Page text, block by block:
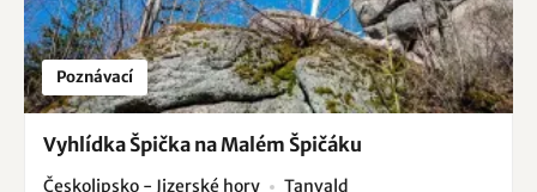
Poznávací
Vyhlídka Špička na Malém Špičáku
Českolipsko - Jizerské hory Tanvald